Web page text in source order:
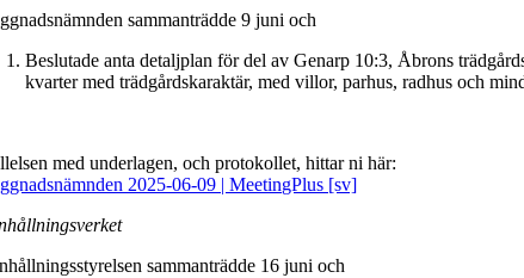
sammanträdde 9 juni och
Beslutade anta detaljplan för del av Genarp 10:3, Åbrons
kvarter med trädgårdskaraktär, med villor, parhus, radhus och
med underlagen, och protokollet, hittar ni här:
2025-06-09 | MeetingPlus [sv]
sammanträdde 16 juni och